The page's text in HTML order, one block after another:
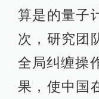
算是的量子
次，研究团
全局纠缠操
果，使中国